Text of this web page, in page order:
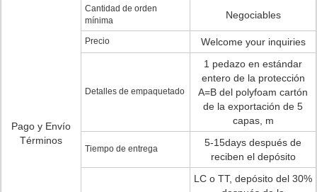
Pago y Envío
Términos
Cantidad de orden
mínima
Negociables
Precio Welcome your inquiries
Detalles de empaquetado
1 pedazo en estándar
entero de la protección
A=B del polyfoam cartón
de la exportación de 5
capas, m
Tiempo de entrega
5-15days después de
reciben el depósito
LC o TT, depósito del 30%